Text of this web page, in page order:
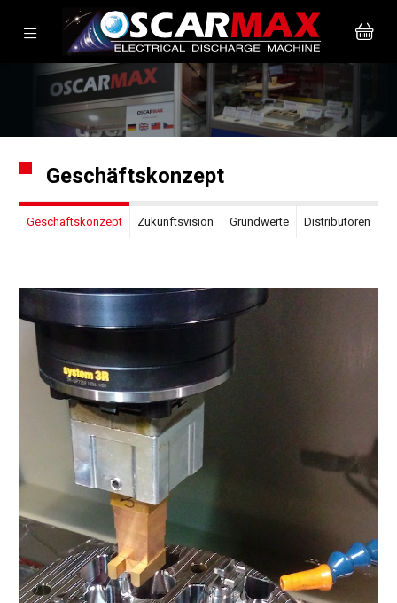
Geschäftskonzept
Geschäftskonzept Zukunftsvision Grundwerte Distributoren